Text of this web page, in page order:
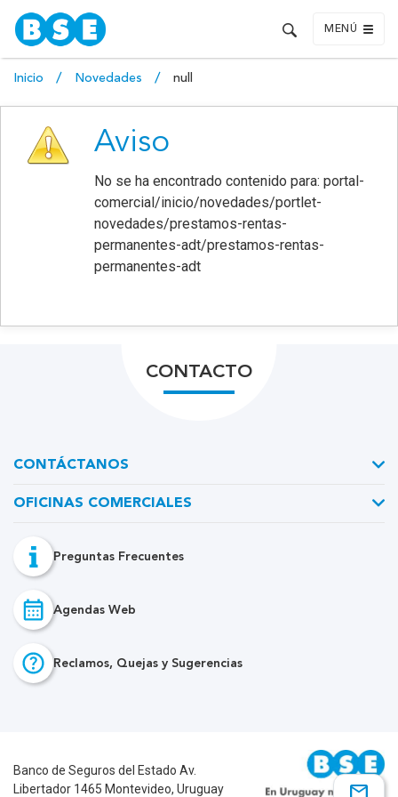
MENÚ
Inicio Novedades null
Aviso
No se ha encontrado contenido para: ‭portal-
comercial/inicio/novedades/portlet-
novedades/prestamos-rentas-
permanentes-adt/prestamos-rentas-
permanentes-adt‭
CONTACTO
CONTÁCTANOS
OFICINAS COMERCIALES
Preguntas Frecuentes
Agendas Web
Reclamos, Quejas y Sugerencias
Banco de Seguros del Estado Av.
Libertador 1465 Montevideo, Uruguay